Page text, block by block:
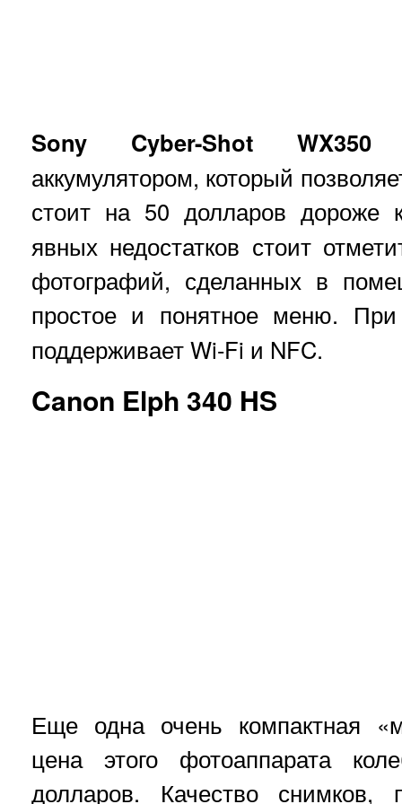
Sony Cyber-Shot WX350
аккумулятором, который
стоит на 50 долларов
явных недостатков стоит
фотографий, сделанных в
простое и понятное меню.
поддерживает Wi-Fi и NFC.
Canon Elph 340 HS
Еще одна очень компактная
цена этого фотоаппарата
долларов. Качество